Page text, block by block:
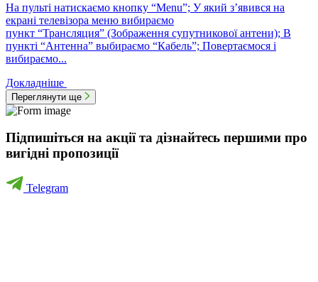
На пульті натискаємо кнопку “Menu”; У який з’явився на
екрані телевізора меню вибираємо
пункт “Трансляция” (Зображення супутникової антени); В
пункті “Антенна” выбираємо “Кабель”; Повертаємося і
вибираємо...
Докладніше
Переглянути ще
Підпишіться на акції та дізнайтесь першими про
вигідні пропозиції
Telegram